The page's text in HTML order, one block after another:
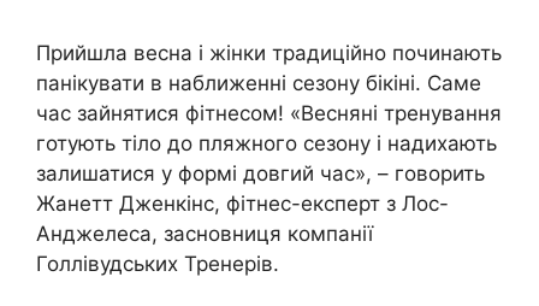
Прийшла весна і жінки традиційно починають
панікувати в наближенні сезону бікіні. Саме
час зайнятися фітнесом! «Весняні тренування
готують тіло до пляжного сезону і надихають
залишатися у формі довгий час», – говорить
Жанетт Дженкінс, фітнес-експерт з Лос-
Анджелеса, засновниця компанії
Голлівудських Тренерів.